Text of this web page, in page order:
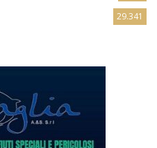
29.341